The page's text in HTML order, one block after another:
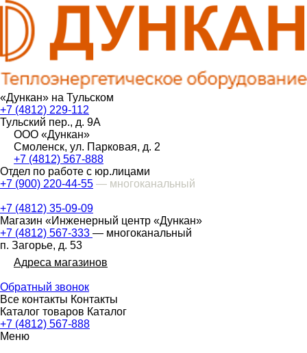
«Дункан» на Тульском
+7 (4812) 229-112
Тульский пер., д. 9А
ООО «Дункан»
Смоленск, ул. Парковая, д. 2
+7 (4812) 567-888
Отдел по работе с юр.лицами
+7 (900) 220-44-55 — многоканальный
+7 (4812) 35-09-09
Магазин «Инженерный центр «Дункан»
+7 (4812) 567-333 — многоканальный
п. Загорье, д. 53
Адреса магазинов
Обратный звонок
Все контакты Контакты
Каталог товаров Каталог
+7 (4812) 567-888
Меню